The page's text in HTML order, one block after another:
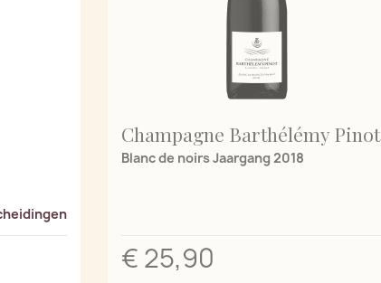
Champagne Barthélémy Pinot
Blanc de noirs Jaargang 2018
€ 25,90